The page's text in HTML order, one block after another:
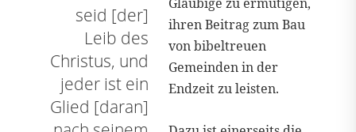
seid [der]
Leib des
Christus, und
jeder ist ein
Glied [daran]
ihren Beitrag zum Bau
von bibeltreuen
Gemeinden in der
Endzeit zu leisten.